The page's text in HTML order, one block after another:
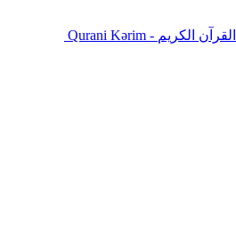
Qurani Kərim - القرآن الكريم